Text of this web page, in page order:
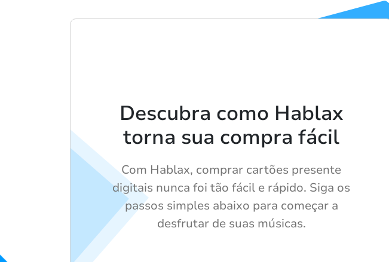
Descubra como Hablax
torna sua compra fácil
Com Hablax, comprar cartões presente
digitais nunca foi tão fácil e rápido. Siga os
passos simples abaixo para começar a
desfrutar de suas músicas.